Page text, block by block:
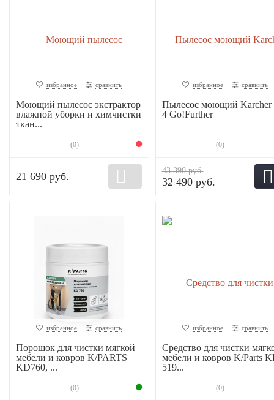
избранное сравнить
Моющий пылесос экстрактор
влажной уборки и химчистки
ткан...
(0)
21 690 руб.
избранное сравнить
Пылесос моющий Karcher
4 Go!Further
(0)
43 390 руб.
32 490 руб.
избранное сравнить
Порошок для чистки мягкой
мебели и ковров K/PARTS
KD760, ...
(0)
избранное сравнить
Средство для чистки
мебели и ковров K/Parts
519...
(0)